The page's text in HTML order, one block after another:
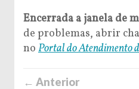
Encerrada a janela de
de problemas, abrir
no Portal do Atendimento
← Anterior